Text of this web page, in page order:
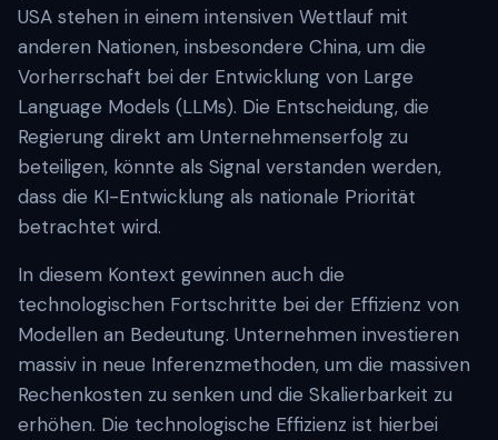
USA stehen in einem intensiven Wettlauf mit
anderen Nationen, insbesondere China, um die
Vorherrschaft bei der Entwicklung von Large
Language Models (LLMs). Die Entscheidung, die
Regierung direkt am Unternehmenserfolg zu
beteiligen, könnte als Signal verstanden werden,
dass die KI-Entwicklung als nationale Priorität
betrachtet wird.
In diesem Kontext gewinnen auch die
technologischen Fortschritte bei der Effizienz von
Modellen an Bedeutung. Unternehmen investieren
massiv in neue Inferenzmethoden, um die massiven
Rechenkosten zu senken und die Skalierbarkeit zu
erhöhen. Die technologische Effizienz ist hierbei